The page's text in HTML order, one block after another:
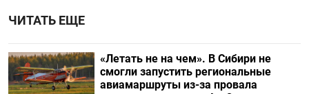
ЧИТАТЬ ЕЩЕ
«Летать не на чем». В Сибири не
смогли запустить региональные
авиамаршруты из-за провала